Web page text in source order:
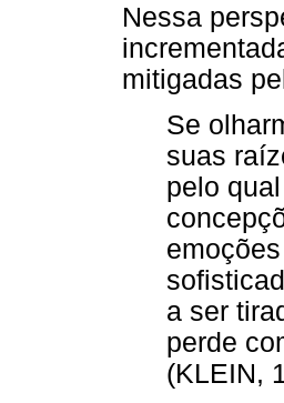
Nessa
mitigadas
Se
suas
pelo
a ser
perde
(KLEIN,